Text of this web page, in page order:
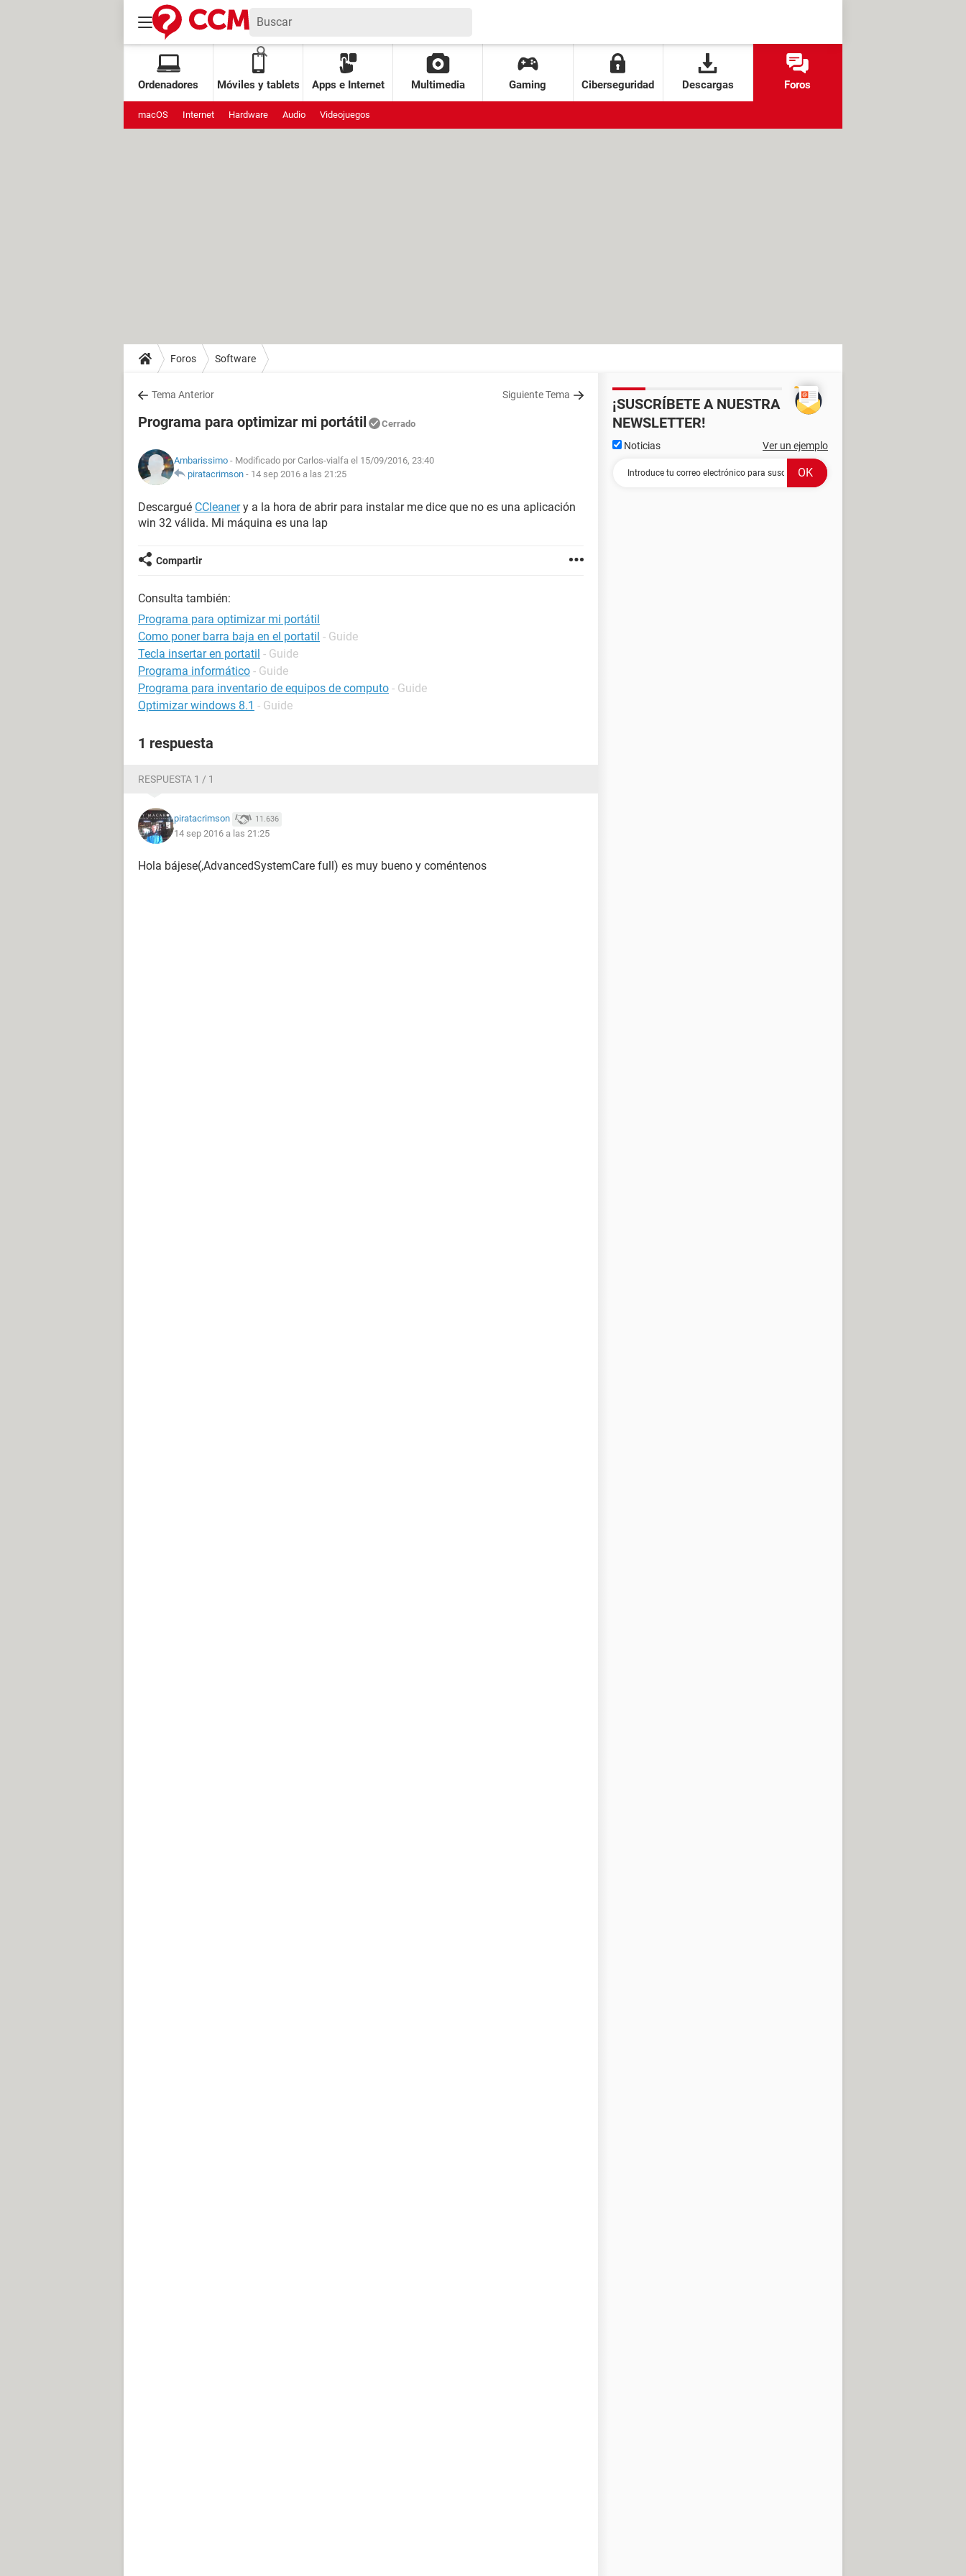
Ordenadores Móviles y tablets Apps e Internet Multimedia Gaming Ciberseguridad Descargas Foros
macOS Internet Hardware Audio Videojuegos
Foros Software
Tema Anterior Siguiente Tema
Programa para optimizar mi portátil Cerrado
Ambarissimo - Modificado por Carlos-vialfa el 15/09/2016, 23:40
piratacrimson - 14 sep 2016 a las 21:25
Descargué CCleanery a la hora de abrir para instalar me dice que no es una aplicación
win 32 válida. Mi máquina es una lap
Compartir
Consulta también:
Programa para optimizar mi portátil
Como poner barra baja en el portatil - Guide
Tecla insertar en portatil - Guide
Programa informático - Guide
Programa para inventario de equipos de computo - Guide
Optimizar windows 8.1 - Guide
1 respuesta
RESPUESTA 1 / 1
piratacrimson 11.636
14 sep 2016 a las 21:25
Hola bájese(,AdvancedSystemCare full) es muy bueno y coméntenos
¡SUSCRÍBETE A NUESTRA
NEWSLETTER!
Noticias Ver un ejemplo